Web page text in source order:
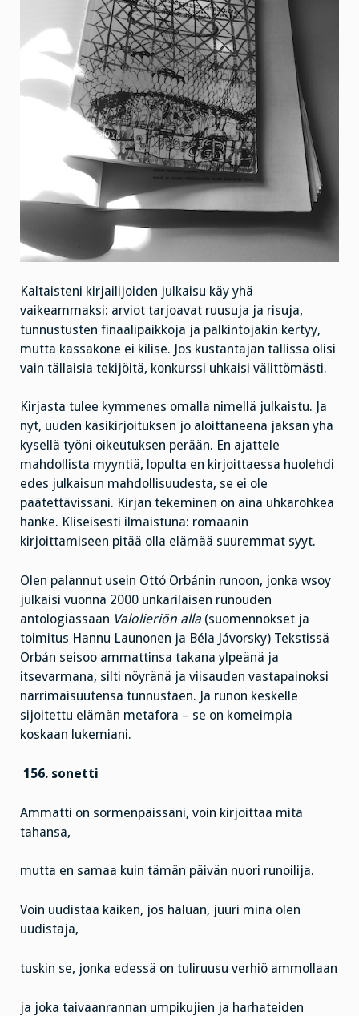
Kaltaisteni kirjailijoiden julkaisu käy yhä
vaikeammaksi: arviot tarjoavat ruusuja ja risuja,
tunnustusten finaalipaikkoja ja palkintojakin kertyy,
mutta kassakone ei kilise. Jos kustantajan tallissa olisi
vain tällaisia tekijöitä, konkurssi uhkaisi välittömästi.
Kirjasta tulee kymmenes omalla nimellä julkaistu. Ja
nyt, uuden käsikirjoituksen jo aloittaneena jaksan yhä
kysellä työni oikeutuksen perään. En ajattele
mahdollista myyntiä, lopulta en kirjoittaessa huolehdi
edes julkaisun mahdollisuudesta, se ei ole
päätettävissäni. Kirjan tekeminen on aina uhkarohkea
hanke. Kliseisesti ilmaistuna: romaanin
kirjoittamiseen pitää olla elämää suuremmat syyt.
Olen palannut usein Ottó Orbánin runoon, jonka wsoy
julkaisi vuonna 2000 unkarilaisen runouden
antologiassaan Valolieriön alla (suomennokset ja
toimitus Hannu Launonen ja Béla Jávorsky) Tekstissä
Orbán seisoo ammattinsa takana ylpeänä ja
itsevarmana, silti nöyränä ja viisauden vastapainoksi
narrimaisuutensa tunnustaen. Ja runon keskelle
sijoitettu elämän metafora – se on komeimpia
koskaan lukemiani.
156. sonetti
Ammatti on sormenpäissäni, voin kirjoittaa mitä
tahansa,
mutta en samaa kuin tämän päivän nuori runoilija.
Voin uudistaa kaiken, jos haluan, juuri minä olen
uudistaja,
tuskin se, jonka edessä on tuliruusu verhiö ammollaan
ja joka taivaanrannan umpikujien ja harhateiden